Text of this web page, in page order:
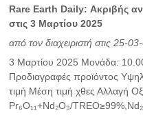
Rare Earth Daily: Ακριβής
στις 3 Μαρτίου 2025
από τον διαχειριστή στις 25-
3 Μαρτίου 2025 Μονάδα:
Προδιαγραφές προϊόντος
τιμή Μέση τιμή χθες Αλλαγή
Pr₆O₁₁+Nd₂O₃/